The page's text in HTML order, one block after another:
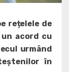
rețelele de
acord cu
urmând
în